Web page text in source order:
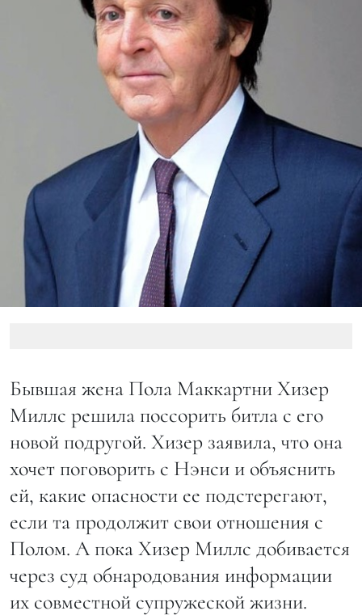
Бывшая жена Пола Маккартни Хизер
Миллс решила поссорить битла с его
новой подругой. Хизер заявила, что она
хочет поговорить с Нэнси и объяснить
ей, какие опасности ее подстерегают,
если та продолжит свои отношения с
Полом. А пока Хизер Миллс добивается
через суд обнародования информации
их совместной супружеской жизни.